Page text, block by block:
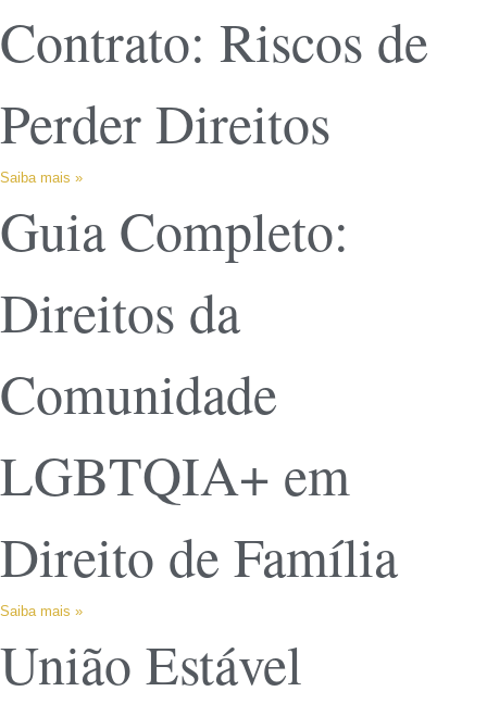
Contrato: Riscos de
Perder Direitos
Saiba mais »
Guia Completo:
Direitos da
Comunidade
LGBTQIA+ em
Direito de Família
Saiba mais »
União Estável